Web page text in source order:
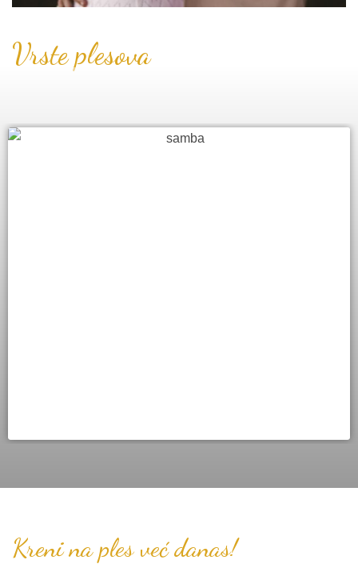
Vrste plesova
Kreni na ples već danas!